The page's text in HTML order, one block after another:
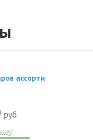
ассорти
руб